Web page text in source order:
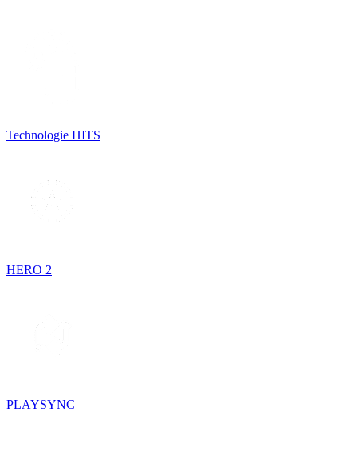
Technologie HITS
HERO 2
PLAYSYNC